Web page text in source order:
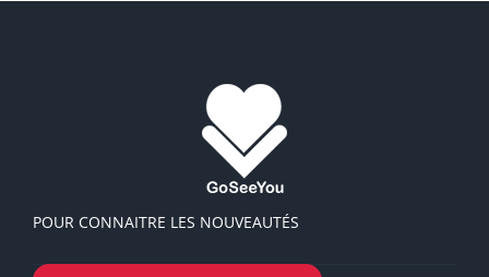
POUR CONNAITRE LES NOUVEAUTÉS